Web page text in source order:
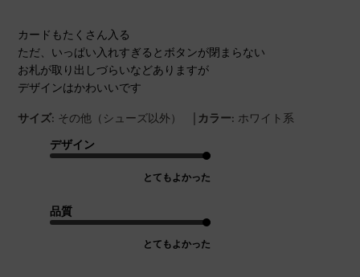
カードもたくさん入る
ただ、いっぱい入れすぎるとボタンが閉まらない
お札が取り出しづらいなどありますが
デザインはかわいいです
サイズ: その他（シューズ以外） | カラー: ホワイト系
デザイン
とてもよかった
品質
とてもよかった